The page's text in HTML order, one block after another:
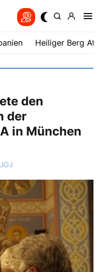
Heiliger Berg
den
der
in München